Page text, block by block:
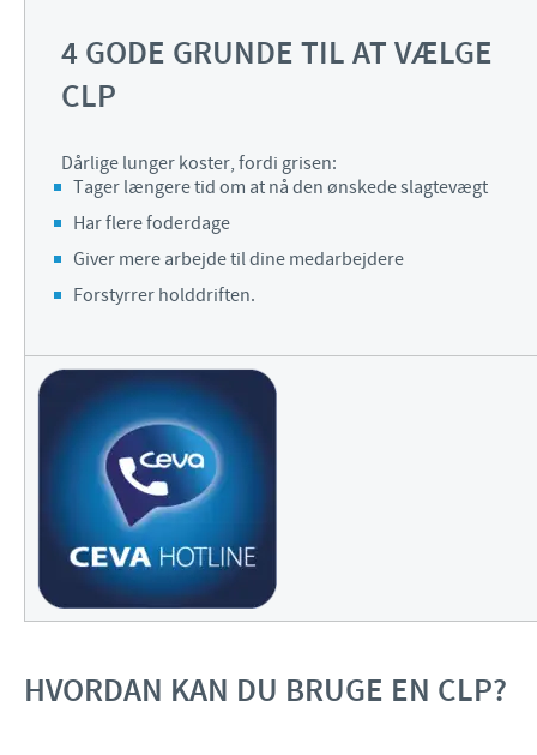
4 GODE GRUNDE TIL AT VÆLGE
CLP
Dårlige lunger koster, fordi grisen:
Tager længere tid om at nå den ønskede slagtevægt
Har flere foderdage
Giver mere arbejde til dine medarbejdere
Forstyrrer holddriften.
HVORDAN KAN DU BRUGE EN CLP?